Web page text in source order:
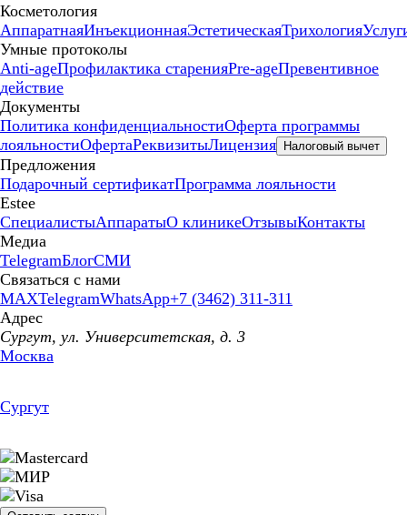
Косметология
АппаратнаяИнъекционнаяЭстетическаяТрихология
Умные протоколы
Anti-ageПрофилактика старенияPre-ageПревентивное
действие
Документы
Политика конфиденциальностиОферта программы
лояльностиОфертаРеквизитыЛицензия Налоговый вычет
Предложения
Подарочный сертификатПрограмма лояльности
Estee
СпециалистыАппаратыО клиникеОтзывыКонтакты
Медиа
TelegramБлогСМИ
Связаться с нами
MAXTelegramWhatsApp+7 (3462) 311-311
Адрес
Сургут, ул. Университетская, д. 3
Москва
Сургут